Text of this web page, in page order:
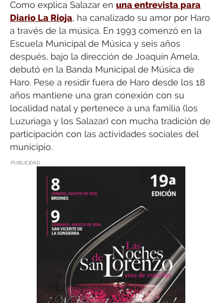
Como explica Salazar en una entrevista para
Diario La Rioja, ha canalizado su amor por Haro
a través de la música. En 1993 comenzó en la
Escuela Municipal de Música y seis años
después, bajo la dirección de Joaquín Amela,
debutó en la Banda Municipal de Música de
Haro. Pese a residir fuera de Haro desde los 18
años mantiene una gran conexión con su
localidad natal y pertenece a una familia (los
Luzuriaga y los Salazar) con mucha tradición de
participación con las actividades sociales del
municipio.
PUBLICIDAD